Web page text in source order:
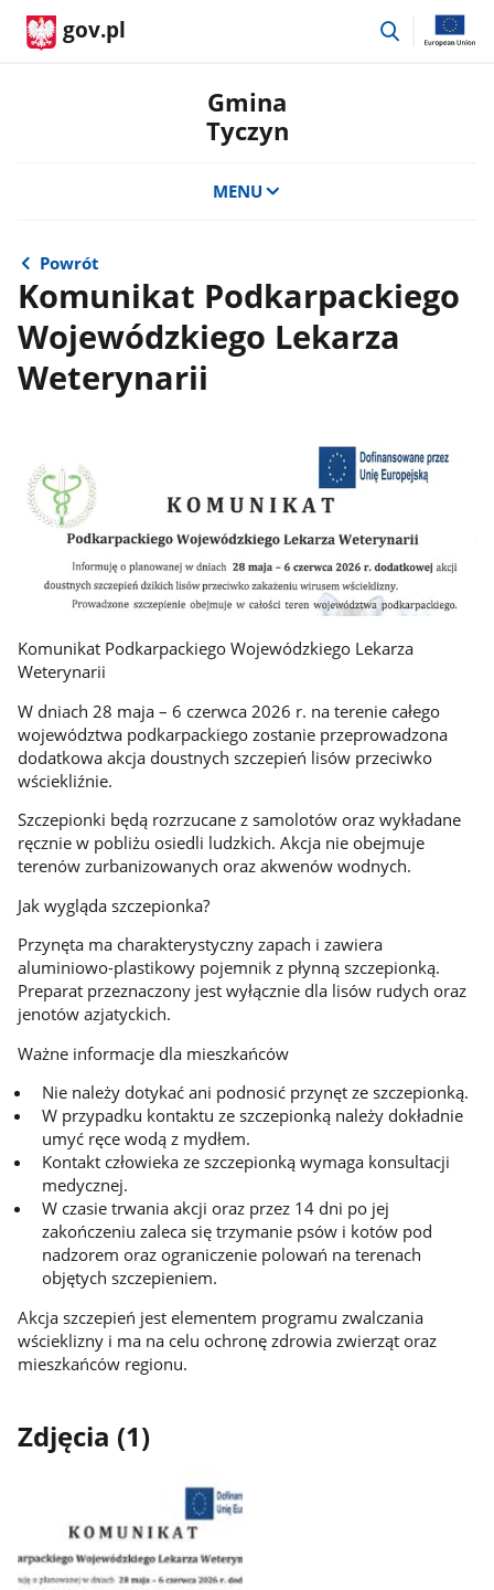
gov.pl
przejdź
Gmina
Tyczyn
MENU
Powrót
Komunikat Podkarpackiego
Wojewódzkiego Lekarza
Weterynarii
Komunikat Podkarpackiego Wojewódzkiego Lekarza
Weterynarii
W dniach 28 maja – 6 czerwca 2026 r. na terenie całego
województwa podkarpackiego zostanie przeprowadzona
dodatkowa akcja doustnych szczepień lisów przeciwko
wściekliźnie.
Szczepionki będą rozrzucane z samolotów oraz wykładane
ręcznie w pobliżu osiedli ludzkich. Akcja nie obejmuje
terenów zurbanizowanych oraz akwenów wodnych.
Jak wygląda szczepionka?
Przynęta ma charakterystyczny zapach i zawiera
aluminiowo-plastikowy pojemnik z płynną szczepionką.
Preparat przeznaczony jest wyłącznie dla lisów rudych oraz
jenotów azjatyckich.
Ważne informacje dla mieszkańców
Nie należy dotykać ani podnosić przynęt ze szczepionką.
W przypadku kontaktu ze szczepionką należy dokładnie
umyć ręce wodą z mydłem.
Kontakt człowieka ze szczepionką wymaga konsultacji
medycznej.
W czasie trwania akcji oraz przez 14 dni po jej
zakończeniu zaleca się trzymanie psów i kotów pod
nadzorem oraz ograniczenie polowań na terenach
objętych szczepieniem.
Akcja szczepień jest elementem programu zwalczania
wścieklizny i ma na celu ochronę zdrowia zwierząt oraz
mieszkańców regionu.
Zdjęcia (1)